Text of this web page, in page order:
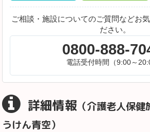
ご相談・施設についてのご質問などお
ださい。
0800-888-
電話受付時間（9:00～
詳細情報 （介護老人保
うけん青空）